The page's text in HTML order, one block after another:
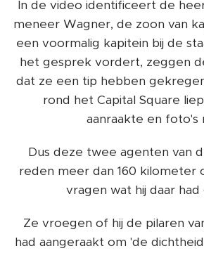
In de video identificeert de
meneer Wagner, de zoon van
een voormalig kapitein bij de
het gesprek vordert, zeggen
dat ze een tip hebben
rond het Capital Square
aanraakte en foto's
Dus deze twee agenten van
reden meer dan 160 kilometer
vragen wat hij daar had
Ze vroegen of hij de pilaren
had aangeraakt om 'de